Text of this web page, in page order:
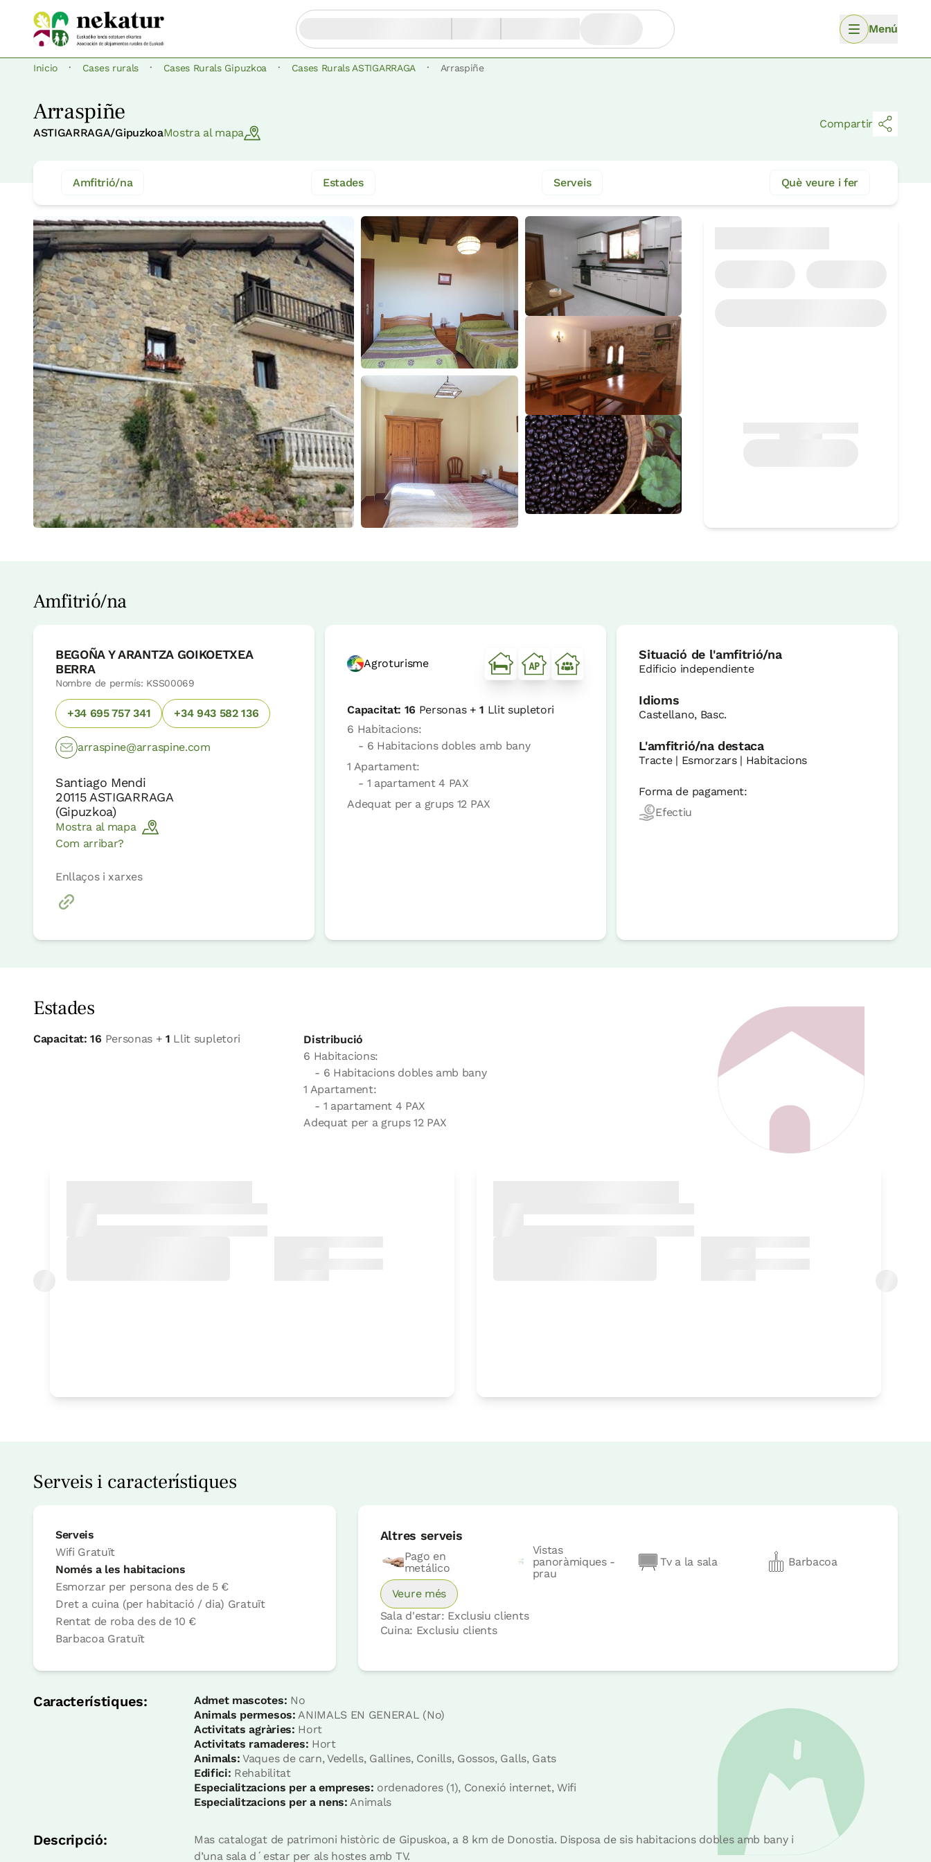
Menú
Inicio · Cases rurals · Cases Rurals Gipuzkoa · Cases Rurals ASTIGARRAGA · Arraspiñe
Arraspiñe
ASTIGARRAGA/GipuzkoaMostra al mapa
Compartir
Amfitrió/na Estades Serveis Què veure i fer
Amfitrió/na
BEGOÑA Y ARANTZA GOIKOETXEA
BERRA
Nombre de permís: KSS00069
+34 695 757 341 +34 943 582 136
arraspine@arraspine.com
Santiago Mendi
20115 ASTIGARRAGA
(Gipuzkoa)
Mostra al mapa
Com arribar?
Enllaços i xarxes
Agroturisme
Capacitat: 16 Personas +1 Llit supletori
6 Habitacions:
- 6 Habitacions dobles amb bany
1 Apartament:
- 1 apartament 4 PAX
Adequat per a grups 12 PAX
Situació de l'amfitrió/na
Edificio independiente
Idioms
Castellano, Basc.
L'amfitrió/na destaca
Tracte | Esmorzars | Habitacions
Forma de pagament:
Efectiu
Estades
Capacitat: 16 Personas +1 Llit supletori
Distribució
6 Habitacions:
- 6 Habitacions dobles amb bany
1 Apartament:
- 1 apartament 4 PAX
Adequat per a grups 12 PAX
Habitació
Apartament
Serveis i característiques
Serveis
Wifi Gratuït
Només a les habitacions
Esmorzar per persona des de 5 €
Dret a cuina (per habitació / dia) Gratuït
Rentat de roba des de 10 €
Barbacoa Gratuït
Altres serveis
Pago en
metálico
Vistas
panoràmiques -
prau
Tv a la sala Barbacoa
Veure més
Sala d'estar: Exclusiu clients
Cuina: Exclusiu clients
Característiques: Admet mascotes: No
Animals permesos: ANIMALS EN GENERAL (No)
Activitats agràries: Hort
Activitats ramaderes: Hort
Animals: Vaques de carn, Vedells, Gallines, Conills, Gossos, Galls, Gats
Edifici: Rehabilitat
Especialitzacions per a empreses: ordenadores (1), Conexió internet, Wifi
Especialitzacions per a nens: Animals
Descripció:
Mas catalogat de patrimoni històric de Gipuskoa, a 8 km de Donostia. Disposa de sis habitacions dobles amb bany i
d’una sala d´estar per als hostes amb TV.